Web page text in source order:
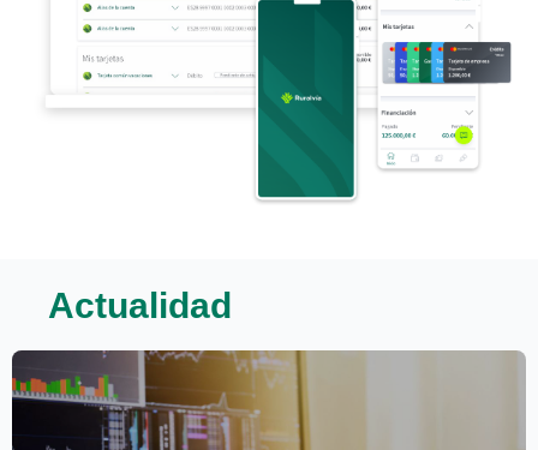
Actualidad
Este bloque de noticias sigue el siguiente orden de